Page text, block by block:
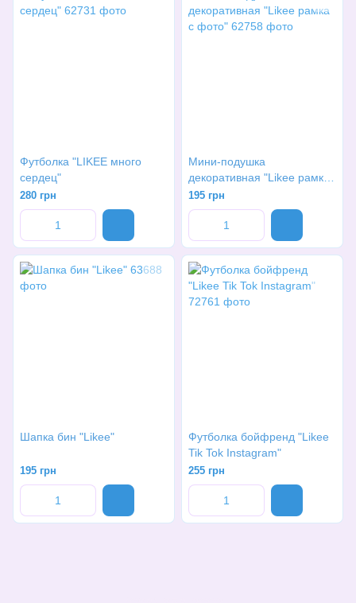
Футболка "LIKEE много
сердец"
280 грн
Мини-подушка
декоративная "Likee рамка
с фото"
195 грн
Шапка бин "Likee"
195 грн
Футболка бойфренд "Likee
Tik Tok Instagram"
255 грн